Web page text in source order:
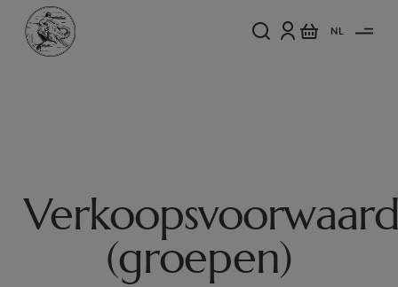
NL
(groepen)